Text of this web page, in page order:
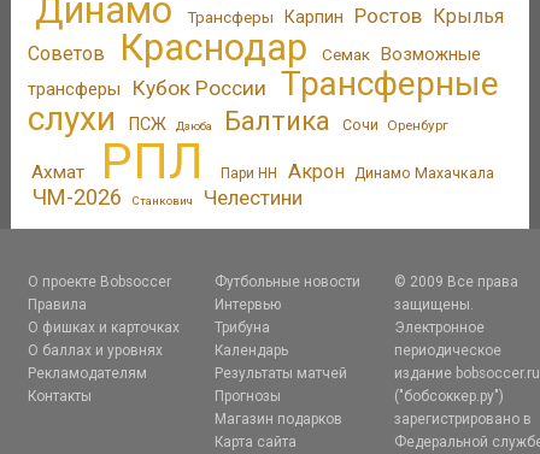
Динамо Трансферы Карпин Ростов Крылья
Советов
Краснодар Семак Возможные
трансферы
Кубок России
Трансферные
слухи
ПСЖ Дзюба Балтика Сочи Оренбург
Ахмат РПЛ Пари НН Акрон Динамо Махачкала
ЧМ-2026 Станкович Челестини
О проекте Bobsoccer
Правила
О фишках и карточках
О баллах и уровнях
Рекламодателям
Контакты
Футбольные новости
Интервью
Трибуна
Календарь
Результаты матчей
Прогнозы
Магазин подарков
Карта сайта
© 2009 Все права
защищены.
Электронное
периодическое
издание bobsoccer.ru
("бобсоккер.ру")
зарегистрировано в
Федеральной